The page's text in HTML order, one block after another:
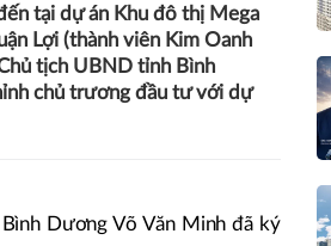
tại dự án Khu đô thị Mega
Lợi (thành viên Kim Oanh
tịch UBND tỉnh Bình
chủ trương đầu tư với dự
Dương Võ Văn Minh đã ký